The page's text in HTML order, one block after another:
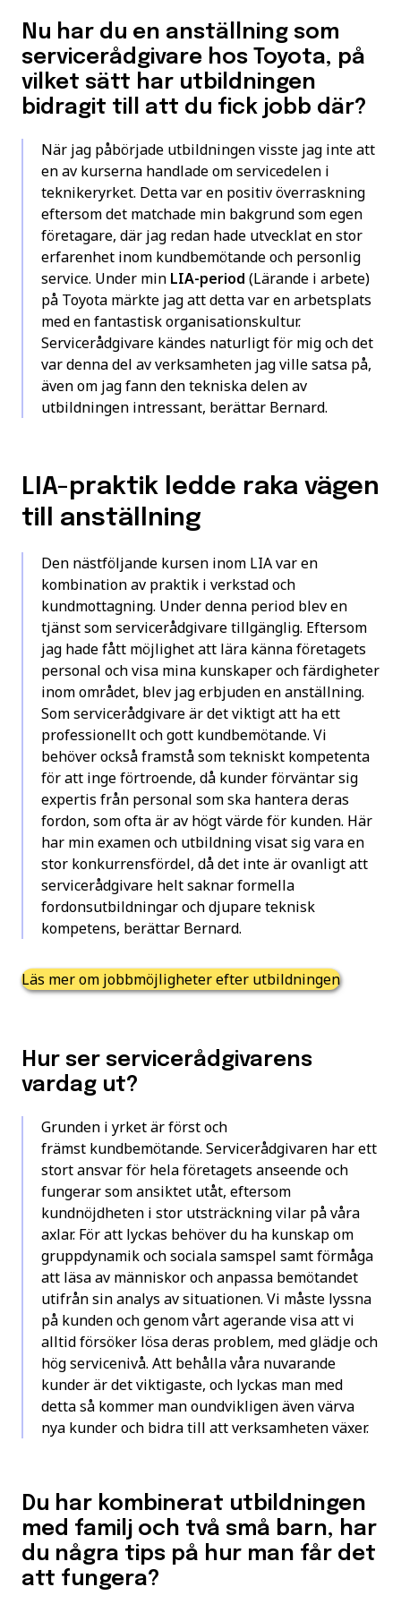
Nu har du en anställning som
servicerådgivare hos Toyota, på
vilket sätt har utbildningen
bidragit till att du fick jobb där?
När jag påbörjade utbildningen visste jag inte att
en av kurserna handlade om servicedelen i
teknikeryrket. Detta var en positiv överraskning
eftersom det matchade min bakgrund som egen
företagare, där jag redan hade utvecklat en stor
erfarenhet inom kundbemötande och personlig
service. Under min LIA-period (Lärande i arbete)
på Toyota märkte jag att detta var en arbetsplats
med en fantastisk organisationskultur.
Servicerådgivare kändes naturligt för mig och det
var denna del av verksamheten jag ville satsa på,
även om jag fann den tekniska delen av
utbildningen intressant, berättar Bernard.
LIA-praktik ledde raka vägen
till anställning
Den nästföljande kursen inom LIA var en
kombination av praktik i verkstad och
kundmottagning. Under denna period blev en
tjänst som servicerådgivare tillgänglig. Eftersom
jag hade fått möjlighet att lära känna företagets
personal och visa mina kunskaper och färdigheter
inom området, blev jag erbjuden en anställning.
Som servicerådgivare är det viktigt att ha ett
professionellt och gott kundbemötande. Vi
behöver också framstå som tekniskt kompetenta
för att inge förtroende, då kunder förväntar sig
expertis från personal som ska hantera deras
fordon, som ofta är av högt värde för kunden. Här
har min examen och utbildning visat sig vara en
stor konkurrensfördel, då det inte är ovanligt att
servicerådgivare helt saknar formella
fordonsutbildningar och djupare teknisk
kompetens, berättar Bernard.
Läs mer om jobbmöjligheter efter utbildningen
Hur ser servicerådgivarens
vardag ut?
Grunden i yrket är först och
främst kundbemötande. Servicerådgivaren har ett
stort ansvar för hela företagets anseende och
fungerar som ansiktet utåt, eftersom
kundnöjdheten i stor utsträckning vilar på våra
axlar. För att lyckas behöver du ha kunskap om
gruppdynamik och sociala samspel samt förmåga
att läsa av människor och anpassa bemötandet
utifrån sin analys av situationen. Vi måste lyssna
på kunden och genom vårt agerande visa att vi
alltid försöker lösa deras problem, med glädje och
hög servicenivå. Att behålla våra nuvarande
kunder är det viktigaste, och lyckas man med
detta så kommer man oundvikligen även värva
nya kunder och bidra till att verksamheten växer.
Du har kombinerat utbildningen
med familj och två små barn, har
du några tips på hur man får det
att fungera?